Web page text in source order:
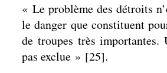
« Le problème des détroits
le danger que constituent
de troupes très importantes.
pas exclue » [25].